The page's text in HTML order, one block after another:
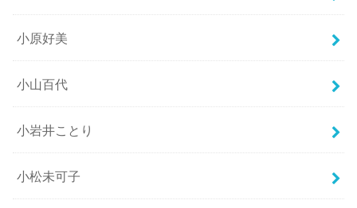
小原好美
小山百代
小岩井ことり
小松未可子